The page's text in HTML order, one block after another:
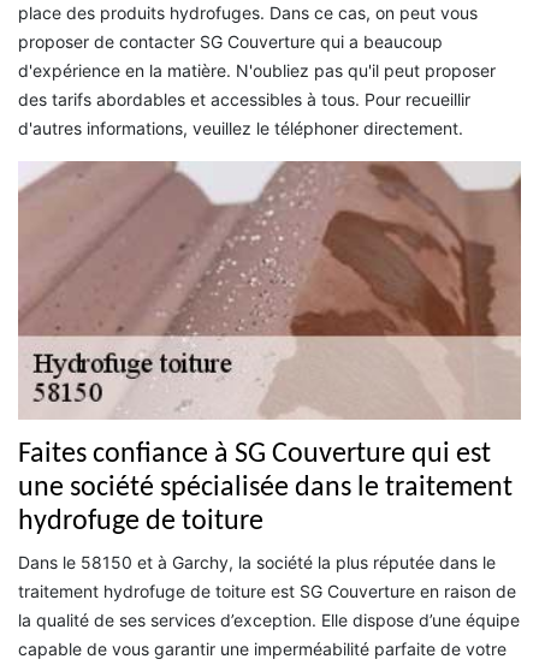
place des produits hydrofuges. Dans ce cas, on peut vous
proposer de contacter SG Couverture qui a beaucoup
d'expérience en la matière. N'oubliez pas qu'il peut proposer
des tarifs abordables et accessibles à tous. Pour recueillir
d'autres informations, veuillez le téléphoner directement.
Faites confiance à SG Couverture qui est
une société spécialisée dans le traitement
hydrofuge de toiture
Dans le 58150 et à Garchy, la société la plus réputée dans le
traitement hydrofuge de toiture est SG Couverture en raison de
la qualité de ses services d’exception. Elle dispose d’une équipe
capable de vous garantir une imperméabilité parfaite de votre